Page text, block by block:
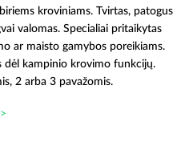
kroviniams. Tvirtas, patogus
valomas. Specialiai pritaikytas
ar maisto gamybos poreikiams.
dėl kampinio krovimo funkcijų.
2 arba 3 pavažomis.